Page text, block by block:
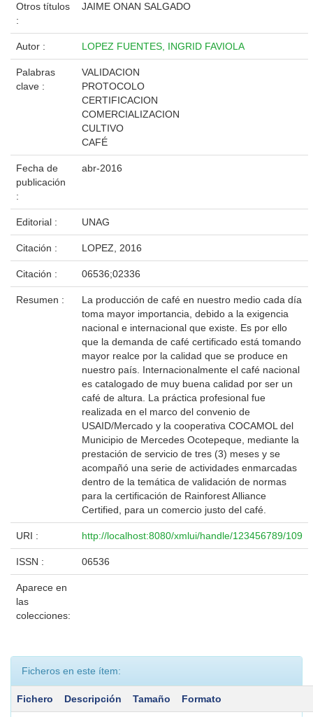
Otros títulos
:
JAIME ONAN SALGADO
Autor : LOPEZ FUENTES, INGRID FAVIOLA
Palabras
clave :
VALIDACION
PROTOCOLO
CERTIFICACION
COMERCIALIZACION
CULTIVO
CAFÉ
Fecha de
publicación
:
abr-2016
Editorial : UNAG
Citación : LOPEZ, 2016
Citación : 06536;02336
Resumen :
La producción de café en nuestro medio cada día
toma mayor importancia, debido a la exigencia
nacional e internacional que existe. Es por ello
que la demanda de café certificado está tomando
mayor realce por la calidad que se produce en
nuestro país. Internacionalmente el café nacional
es catalogado de muy buena calidad por ser un
café de altura. La práctica profesional fue
realizada en el marco del convenio de
USAID/Mercado y la cooperativa COCAMOL del
Municipio de Mercedes Ocotepeque, mediante la
prestación de servicio de tres (3) meses y se
acompañó una serie de actividades enmarcadas
dentro de la temática de validación de normas
para la certificación de Rainforest Alliance
Certified, para un comercio justo del café.
URI : http://localhost:8080/xmlui/handle/123456789/109
ISSN : 06536
Aparece en
las
colecciones:
Ficheros en este ítem:
Fichero Descripción Tamaño Formato